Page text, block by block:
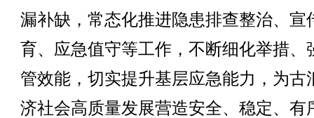
漏补缺，常态化推进隐患排查整治、宣
育、应急值守等工作，不断细化举措、
管效能，切实提升基层应急能力，为古
济社会高质量发展营造安全、稳定、有